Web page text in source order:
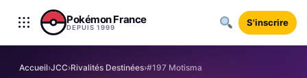
Aller au contenu
Pokémon France
DEPUIS 1999 S'inscrire
Accueil›JCC›Rivalités Destinées›#197 Motisma